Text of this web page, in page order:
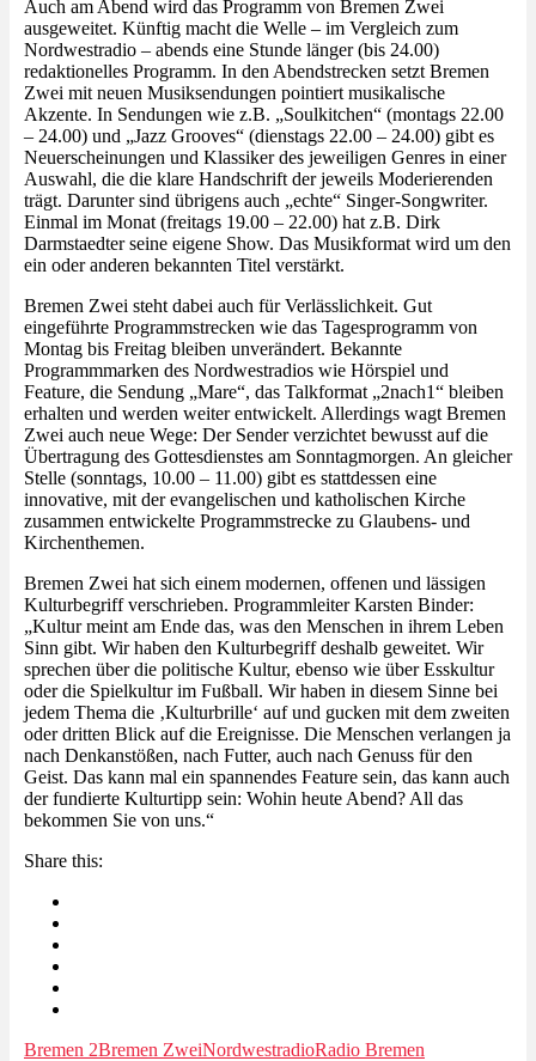
Auch am Abend wird das Programm von Bremen Zwei
ausgeweitet. Künftig macht die Welle – im Vergleich zum
Nordwestradio – abends eine Stunde länger (bis 24.00)
redaktionelles Programm. In den Abendstrecken setzt Bremen
Zwei mit neuen Musiksendungen pointiert musikalische
Akzente. In Sendungen wie z.B. „Soulkitchen“ (montags 22.00
– 24.00) und „Jazz Grooves“ (dienstags 22.00 – 24.00) gibt es
Neuerscheinungen und Klassiker des jeweiligen Genres in einer
Auswahl, die die klare Handschrift der jeweils Moderierenden
trägt. Darunter sind übrigens auch „echte“ Singer-Songwriter.
Einmal im Monat (freitags 19.00 – 22.00) hat z.B. Dirk
Darmstaedter seine eigene Show. Das Musikformat wird um den
ein oder anderen bekannten Titel verstärkt.
Bremen Zwei steht dabei auch für Verlässlichkeit. Gut
eingeführte Programmstrecken wie das Tagesprogramm von
Montag bis Freitag bleiben unverändert. Bekannte
Programmmarken des Nordwestradios wie Hörspiel und
Feature, die Sendung „Mare“, das Talkformat „2nach1“ bleiben
erhalten und werden weiter entwickelt. Allerdings wagt Bremen
Zwei auch neue Wege: Der Sender verzichtet bewusst auf die
Übertragung des Gottesdienstes am Sonntagmorgen. An gleicher
Stelle (sonntags, 10.00 – 11.00) gibt es stattdessen eine
innovative, mit der evangelischen und katholischen Kirche
zusammen entwickelte Programmstrecke zu Glaubens- und
Kirchenthemen.
Bremen Zwei hat sich einem modernen, offenen und lässigen
Kulturbegriff verschrieben. Programmleiter Karsten Binder:
„Kultur meint am Ende das, was den Menschen in ihrem Leben
Sinn gibt. Wir haben den Kulturbegriff deshalb geweitet. Wir
sprechen über die politische Kultur, ebenso wie über Esskultur
oder die Spielkultur im Fußball. Wir haben in diesem Sinne bei
jedem Thema die ‚Kulturbrille‘ auf und gucken mit dem zweiten
oder dritten Blick auf die Ereignisse. Die Menschen verlangen ja
nach Denkanstößen, nach Futter, auch nach Genuss für den
Geist. Das kann mal ein spannendes Feature sein, das kann auch
der fundierte Kulturtipp sein: Wohin heute Abend? All das
bekommen Sie von uns.“
Share this:
Bremen 2Bremen ZweiNordwestradioRadio Bremen